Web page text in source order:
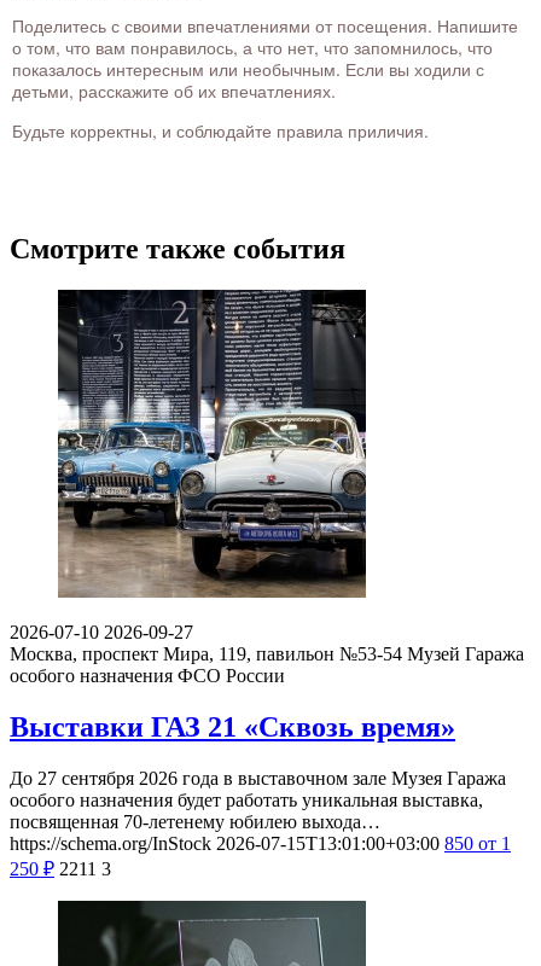
Поделитесь с своими впечатлениями от посещения. Напишите
о том, что вам понравилось, а что нет, что запомнилось, что
показалось интересным или необычным. Если вы ходили с
детьми, расскажите об их впечатлениях.
Будьте корректны, и соблюдайте правила приличия.
Смотрите также события
2026-07-10 2026-09-27
Москва, проспект Мира, 119, павильон №53-54 Музей Гаража
особого назначения ФСО России
Выставки ГАЗ 21 «Сквозь время»
До 27 сентября 2026 года в выставочном зале Музея Гаража
особого назначения будет работать уникальная выставка,
посвященная 70-летенему юбилею выхода…
https://schema.org/InStock 2026-07-15T13:01:00+03:00 850 от 1
250 ₽ 2211 3